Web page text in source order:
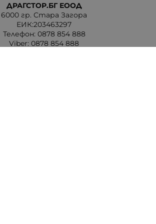
ДРАГСТОР.БГ ЕООД
6000 гр. Стара Загора
ЕИК:203463297
Телефон: 0878 854 888
Viber: 0878 854 888